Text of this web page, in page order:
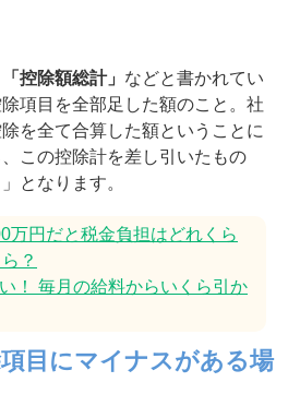
控除額総計」 などと書かれてい
項目を全部足した額のこと。社
を全て合算した額ということに
この控除計を差し引いたもの
となります。
万円だと税金負担はどれくら
？
！ 毎月の給料からいくら引か
目にマイナスがある場